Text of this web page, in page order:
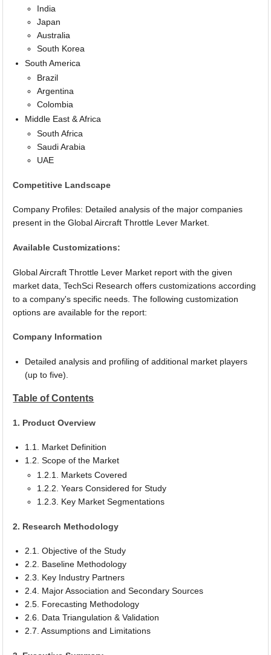
India
Japan
Australia
South Korea
South America
Brazil
Argentina
Colombia
Middle East & Africa
South Africa
Saudi Arabia
UAE
Competitive Landscape
Company Profiles: Detailed analysis of the major companies
present in the Global Aircraft Throttle Lever Market.
Available Customizations:
Global Aircraft Throttle Lever Market report with the given
market data, TechSci Research offers customizations according
to a company's specific needs. The following customization
options are available for the report:
Company Information
Detailed analysis and profiling of additional market players
(up to five).
Table of Contents
1. Product Overview
1.1. Market Definition
1.2. Scope of the Market
1.2.1. Markets Covered
1.2.2. Years Considered for Study
1.2.3. Key Market Segmentations
2. Research Methodology
2.1. Objective of the Study
2.2. Baseline Methodology
2.3. Key Industry Partners
2.4. Major Association and Secondary Sources
2.5. Forecasting Methodology
2.6. Data Triangulation & Validation
2.7. Assumptions and Limitations